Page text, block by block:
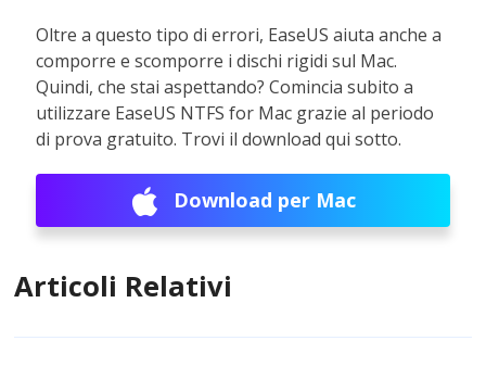
Oltre a questo tipo di errori, EaseUS aiuta anche a
comporre e scomporre i dischi rigidi sul Mac.
Quindi, che stai aspettando? Comincia subito a
utilizzare EaseUS NTFS for Mac grazie al periodo
di prova gratuito. Trovi il download qui sotto.
Download per Mac
Articoli Relativi